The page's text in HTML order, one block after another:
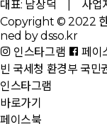
대표: 남상덕 | 사업
Copyright © 2022
ned by dsso.kr
인스타그램
페이
빈 국세청 환경부 국민
인스타그램
바로가기
페이스북